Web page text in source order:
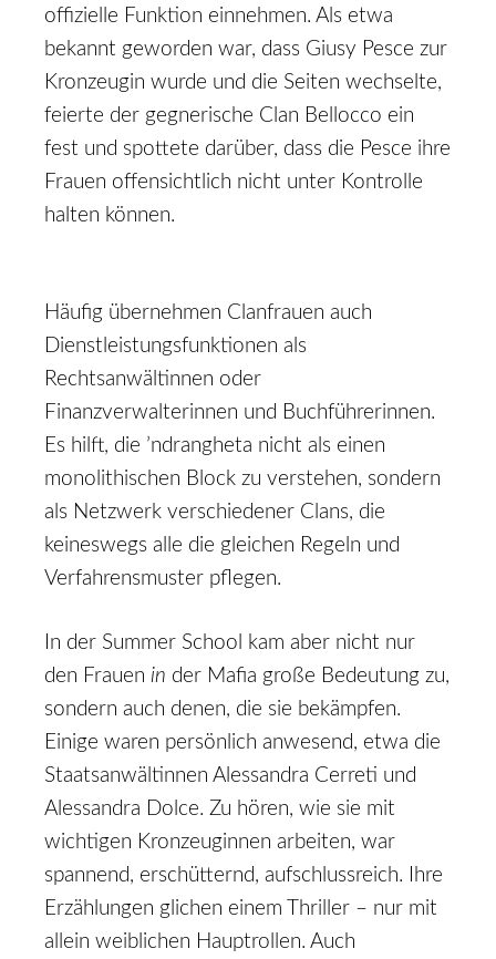
offizielle Funktion einnehmen. Als etwa
bekannt geworden war, dass Giusy Pesce zur
Kronzeugin wurde und die Seiten wechselte,
feierte der gegnerische Clan Bellocco ein
fest und spottete darüber, dass die Pesce ihre
Frauen offensichtlich nicht unter Kontrolle
halten können.
Häufig übernehmen Clanfrauen auch
Dienstleistungsfunktionen als
Rechtsanwältinnen oder
Finanzverwalterinnen und Buchführerinnen.
Es hilft, die ’ndrangheta nicht als einen
monolithischen Block zu verstehen, sondern
als Netzwerk verschiedener Clans, die
keineswegs alle die gleichen Regeln und
Verfahrensmuster pflegen.
In der Summer School kam aber nicht nur
den Frauen in der Mafia große Bedeutung zu,
sondern auch denen, die sie bekämpfen.
Einige waren persönlich anwesend, etwa die
Staatsanwältinnen Alessandra Cerreti und
Alessandra Dolce. Zu hören, wie sie mit
wichtigen Kronzeuginnen arbeiten, war
spannend, erschütternd, aufschlussreich. Ihre
Erzählungen glichen einem Thriller – nur mit
allein weiblichen Hauptrollen. Auch